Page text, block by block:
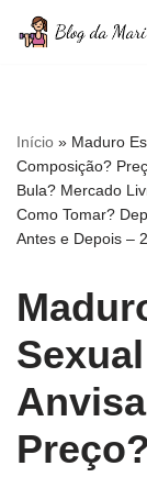
conteúdo
Início » Maduro
Composição?
Bula? Mercado
Como Tomar?
Antes e Depois –